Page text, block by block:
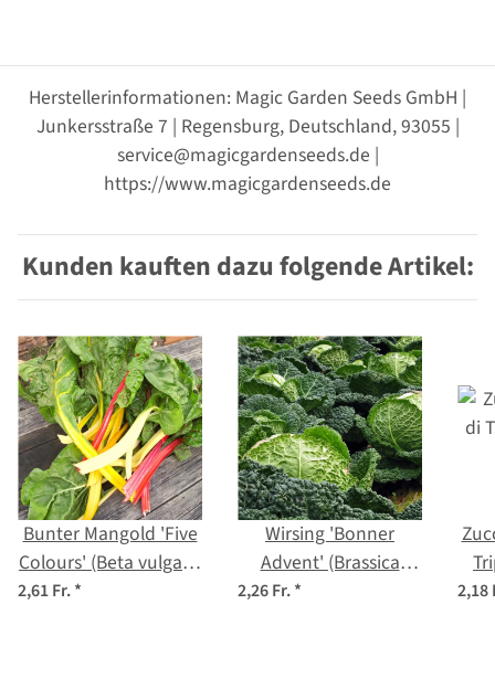
Herstellerinformationen: Magic Garden Seeds GmbH |
Junkersstraße 7 | Regensburg, Deutschland, 93055 |
service@magicgardenseeds.de |
https://www.magicgardenseeds.de
Kunden kauften dazu folgende Artikel:
Bunter Mangold 'Five
Colours' (Beta vulgaris
ssp.vulgaris) Bio
2,61 Fr.*
Wirsing 'Bonner
Advent' (Brassica
oleracea convar.
2,26 Fr.* 2,18